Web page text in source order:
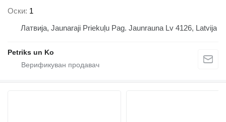
Оски 1
Латвија, Jaunaraji Priekuļu Pag. Jaunrauna Lv 4126, Latvija
Petriks un Ko